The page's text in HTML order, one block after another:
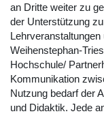
an Dritte weiter zu
der Unterstützung
Weihenstephan-
Hochschule/
Kommunikation
Nutzung bedarf der
und Didaktik. Jede